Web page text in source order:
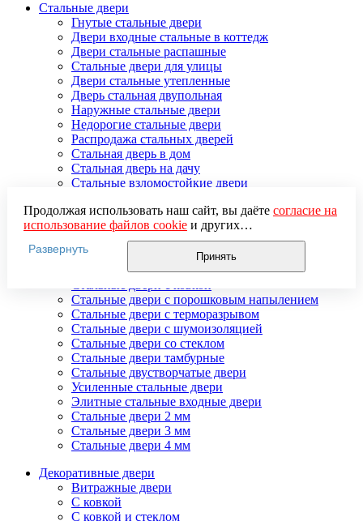
Стальные двери
Гнутые стальные двери
Двери входные стальные в коттедж
Двери стальные распашные
Стальные двери для улицы
Двери стальные утепленные
Дверь стальная двупольная
Наружные стальные двери
Недорогие стальные двери
Распродажа стальных дверей
Стальная дверь в дом
Стальная дверь на дачу
Стальные взломостойкие двери
Стальные двери в подъезд
Стальные двери внутреннего открывания
Стальные двери массив
Стальные двери мдф
Стальные двери с зеркалом
Стальные двери с порошковым напылением
Стальные двери с терморазрывом
Стальные двери с шумоизоляцией
Стальные двери со стеклом
Стальные двери тамбурные
Стальные двустворчатые двери
Усиленные стальные двери
Элитные стальные входные двери
Стальные двери 2 мм
Стальные двери 3 мм
Стальные двери 4 мм
Декоративные двери
Витражные двери
С ковкой
С ковкой и стеклом
Продолжая использовать наш сайт, вы даёте согласие на
использование файлов cookieи других
пользовательских данных (включая IP-адрес, сведения о
местоположении, устройстве, действиях на сайте и т. п.)
для функционирования сайта, проведения
использования систем аналитики (например,
Яндекс.Метрика), в соответствии с нашей
обработки персональных данных.
Если вы не хотите, чтобы ваши данные обрабатывались,
настройте ограничения в браузере или покиньте сайт.
Развернуть
Принять